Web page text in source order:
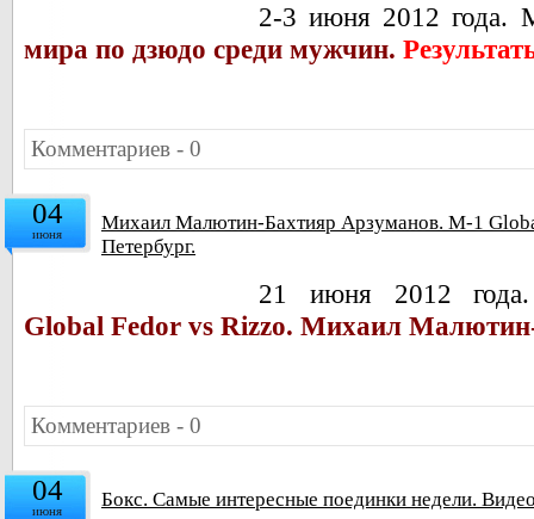
2-3 июня 2012 года.
мира по дзюдо среди мужчин.
Комментариев - 0
04
июня
Михаил Малютин-Бахтияр Арзуманов. M-1
Петербург.
21 июня 2012
Global Fedor vs Rizzo. Михаил
Комментариев - 0
04
июня Бокс. Самые интересные поединки недели.